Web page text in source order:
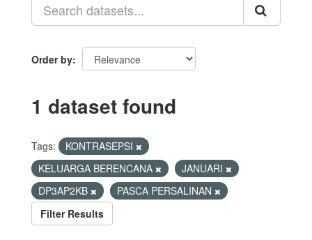
Order by
1 dataset found
Tags:
KONTRASEPSI
KELUARGA BERENCANA
JANUARI
DP3AP2KB
PASCA PERSALINAN
Filter Results